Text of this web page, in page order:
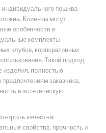
пошива
Клиенты могут
особенности и
комплекты
клубов, корпоративных
Такой подход
изделия, полностью
заказчика,
и эстетическую
качества:
свойства, прочность и